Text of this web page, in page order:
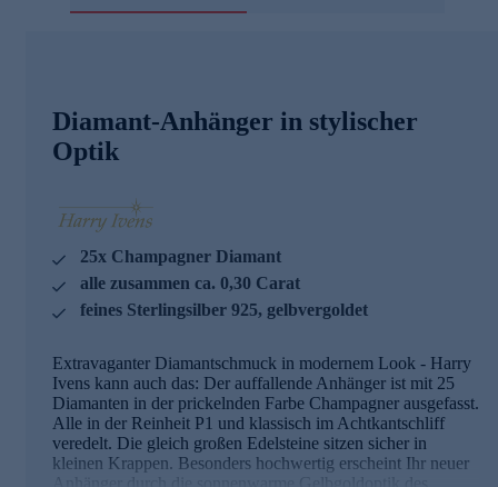
Diamant-Anhänger in stylischer
Optik
25x Champagner Diamant
alle zusammen ca. 0,30 Carat
feines Sterlingsilber 925, gelbvergoldet
Extravaganter Diamantschmuck in modernem Look - Harry
Ivens kann auch das: Der auffallende Anhänger ist mit 25
Diamanten in der prickelnden Farbe Champagner ausgefasst.
Alle in der Reinheit P1 und klassisch im Achtkantschliff
veredelt. Die gleich großen Edelsteine sitzen sicher in
kleinen Krappen. Besonders hochwertig erscheint Ihr neuer
Anhänger durch die sonnenwarme Gelbgoldoptik des